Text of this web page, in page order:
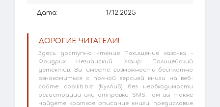
Дата: 17.12.2025
ДОРОГИЕ ЧИТАТЕЛИ!
Здесь доступно чтение Похищение казачка -
Фридрих Незнанский. Жанр: Полицейский
детектив. Вы имеете возможность бесплатно
ознакомиться с полной версией книги на веб-
сайте coollib.biz (КулЛиБ) без необходимости
регистрации или отправки SMS. Там вы также
найдете краткое описание книги, предисловие